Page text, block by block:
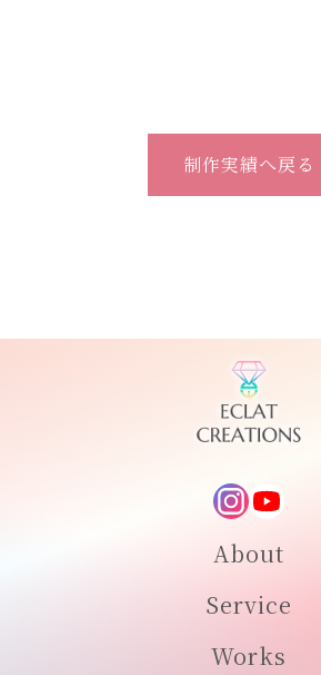
制作実績へ戻る
About
Service
Works